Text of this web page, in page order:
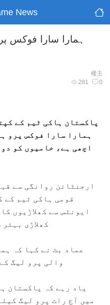
News
ہمارا سارا فوکس
楼主
281 0
پاکستان ہاکی ٹیم کے
ہمارا سارا فوکس پرو
اچھی ہے، خامیوں کو
ارجنٹائن روانگی سے
قومی ہاکی ٹیم کے
ایونٹس سے کھلاڑیوں
کھلاڑی
عماد بٹ نے کہا کہ
والی پرو لیگ
یاد رہے کہ پاکستان
میں آج رات پرو لیگ